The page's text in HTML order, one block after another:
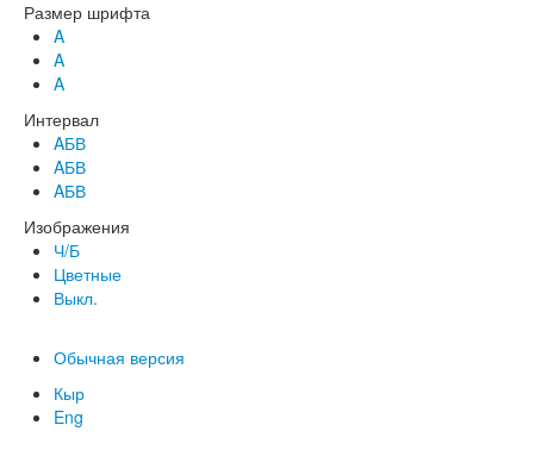
Размер шрифта
A
A
A
Интервал
AБВ
AБВ
AБВ
Изображения
Ч/Б
Цветные
Выкл.
Обычная версия
Кыр
Eng